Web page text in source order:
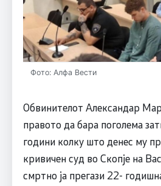
Фото: Алфа Вести
Обвинителот Александар
правото да бара поголема
години колку што денес му
кривичен суд во Скопје на
смртно ја прегази 22-